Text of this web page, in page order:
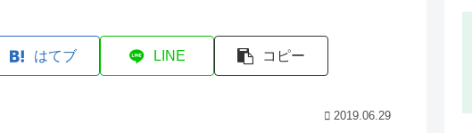
はてブ LINE コピー
2019.06.29